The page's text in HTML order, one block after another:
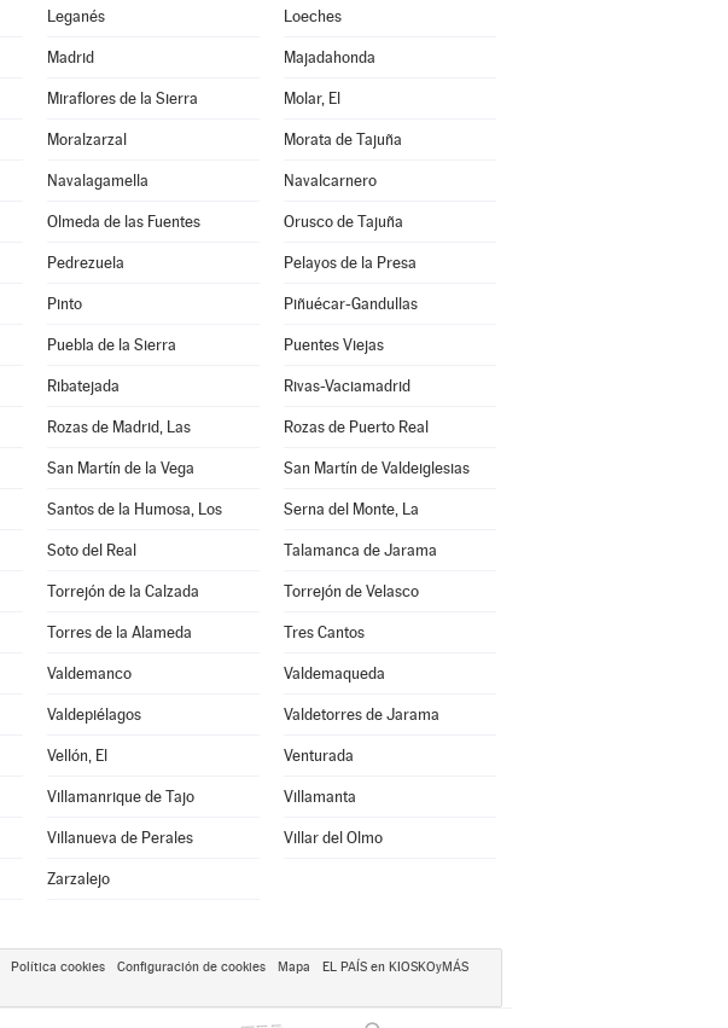
Leganés Loeches
Madrid Majadahonda
Miraflores de la Sierra Molar, El
Moralzarzal Morata de Tajuña
Navalagamella Navalcarnero
Olmeda de las Fuentes Orusco de Tajuña
Pedrezuela Pelayos de la Presa
Pinto Piñuécar-Gandullas
Puebla de la Sierra Puentes Viejas
Ribatejada Rivas-Vaciamadrid
Rozas de Madrid, Las Rozas de Puerto Real
San Martín de la Vega San Martín de Valdeiglesias
Santos de la Humosa, Los Serna del Monte, La
Soto del Real Talamanca de Jarama
Torrejón de la Calzada Torrejón de Velasco
Torres de la Alameda Tres Cantos
Valdemanco Valdemaqueda
Valdepiélagos Valdetorres de Jarama
Vellón, El Venturada
Villamanrique de Tajo Villamanta
Villanueva de Perales Villar del Olmo
Zarzalejo
Política cookies Configuración de cookies Mapa
EL PAÍS en KIOSKOyMÁS